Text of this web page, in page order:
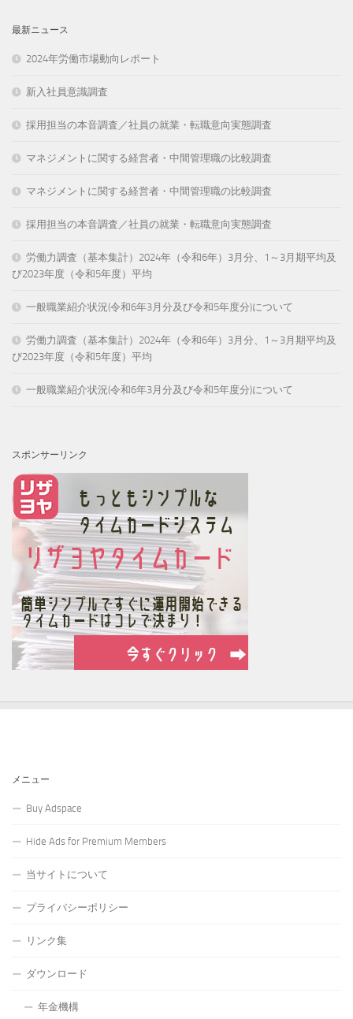
最新ニュース
2024年労働市場動向レポート
新入社員意識調査
採用担当の本音調査／社員の就業・転職意向実態調査
マネジメントに関する経営者・中間管理職の比較調査
マネジメントに関する経営者・中間管理職の比較調査
採用担当の本音調査／社員の就業・転職意向実態調査
労働力調査（基本集計）2024年（令和6年）3月分、1～3月期平均及
び2023年度（令和5年度）平均
一般職業紹介状況(令和6年3月分及び令和5年度分)について
労働力調査（基本集計）2024年（令和6年）3月分、1～3月期平均及
び2023年度（令和5年度）平均
一般職業紹介状況(令和6年3月分及び令和5年度分)について
スポンサーリンク
メニュー
Buy Adspace
Hide Ads for Premium Members
当サイトについて
プライバシーポリシー
リンク集
ダウンロード
年金機構